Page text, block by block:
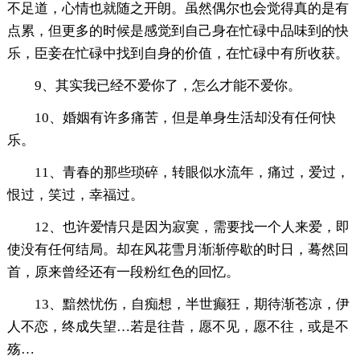
不足道，心情也就随之开朗。虽然偶尔也会觉得真的是有
点累，但更多的时候是感觉到自己身在忙碌中品味到的快
乐，臣妾在忙碌中找到自身的价值，在忙碌中有所收获。
9、其实我已经不爱你了，怎么才能不爱你。
10、婚姻有许多痛苦，但是单身生活却没有任何快
乐。
11、青春的那些琐碎，转眼似水流年，痛过，爱过，
恨过，笑过，幸福过。
12、也许爱情只是因为寂寞，需要找一个人来爱，即
使没有任何结局。却在风花雪月渐渐停歇的时日，蓦然回
首，原来曾经还有一段粉红色的回忆。
13、黯然忧伤，自痴想，半世癫狂，期待渐苍凉，伊
人不恋，终成失望…若是往昔，愿不见，愿不往，或是不
殇…